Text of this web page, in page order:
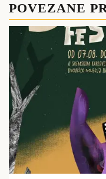
POVEZANE